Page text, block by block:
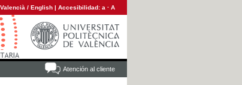
Valencià / English | Accesibilidad: a · A
Atención al cliente